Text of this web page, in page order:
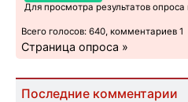
Для просмотра результатов
Всего голосов: 640, комментариев 1
Страница опроса »
Последние комментарии